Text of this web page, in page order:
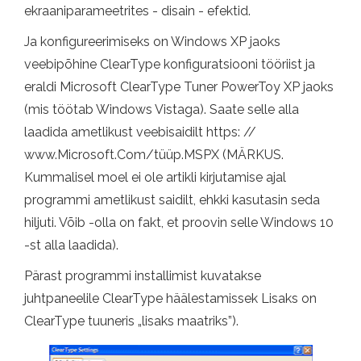
ekraaniparameetrites - disain - efektid.
Ja konfigureerimiseks on Windows XP jaoks
veebipõhine ClearType konfiguratsiooni tööriist ja
eraldi Microsoft ClearType Tuner PowerToy XP jaoks
(mis töötab Windows Vistaga). Saate selle alla
laadida ametlikust veebisaidilt https: //
www.Microsoft.Com/tüüp.MSPX (MÄRKUS.
Kummalisel moel ei ole artikli kirjutamise ajal
programmi ametlikust saidilt, ehkki kasutasin seda
hiljuti. Võib -olla on fakt, et proovin selle Windows 10
-st alla laadida).
Pärast programmi installimist kuvatakse
juhtpaneelile ClearType häälestamissek Lisaks on
ClearType tuuneris „lisaks maatriks”).